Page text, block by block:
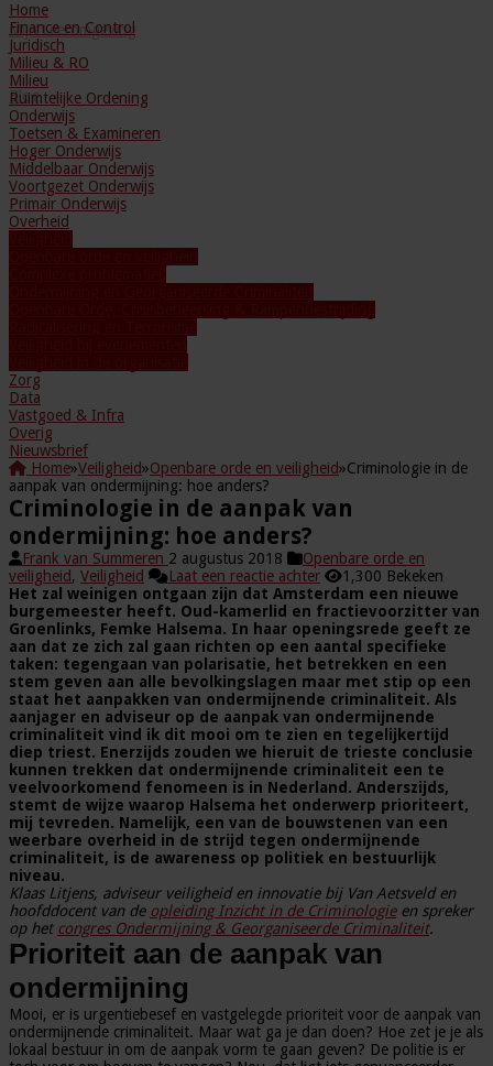
Mijn Leeromgeving
Blog
Home
Finance en Control
Juridisch
Milieu & RO
Milieu
Ruimtelijke Ordening
Onderwijs
Toetsen & Examineren
Hoger Onderwijs
Middelbaar Onderwijs
Voortgezet Onderwijs
Primair Onderwijs
Overheid
Zorg
Data
Vastgoed & Infra
Overig
Nieuwsbrief
Home»Veiligheid»Openbare orde en veiligheid»Criminologie in de
aanpak van ondermijning: hoe anders?
Criminologie in de aanpak van
ondermijning: hoe anders?
Frank van Summeren 2 augustus 2018
Openbare orde en
veiligheid, Veiligheid Laat een reactie achter
1,300 Bekeken
Het zal weinigen ontgaan zijn dat Amsterdam een nieuwe
burgemeester heeft. Oud-kamerlid en fractievoorzitter van
Groenlinks, Femke Halsema. In haar openingsrede geeft ze
aan dat ze zich zal gaan richten op een aantal specifieke
taken: tegengaan van polarisatie, het betrekken en een
stem geven aan alle bevolkingslagen maar met stip op een
staat het aanpakken van ondermijnende criminaliteit. Als
aanjager en adviseur op de aanpak van ondermijnende
criminaliteit vind ik dit mooi om te zien en tegelijkertijd
diep triest. Enerzijds zouden we hieruit de trieste conclusie
kunnen trekken dat ondermijnende criminaliteit een te
veelvoorkomend fenomeen is in Nederland. Anderszijds,
stemt de wijze waarop Halsema het onderwerp prioriteert,
mij tevreden. Namelijk, een van de bouwstenen van een
weerbare overheid in de strijd tegen ondermijnende
criminaliteit, is de awareness op politiek en bestuurlijk
niveau.
Klaas Litjens, adviseur veiligheid en innovatie bij Van Aetsveld en
hoofddocent van de opleiding Inzicht in de Criminologieen spreker
op het congres Ondermijning & Georganiseerde Criminaliteit.
Prioriteit aan de aanpak van
ondermijning
Mooi, er is urgentiebesef en vastgelegde prioriteit voor de aanpak van
ondermijnende criminaliteit. Maar wat ga je dan doen? Hoe zet je je als
lokaal bestuur in om de aanpak vorm te gaan geven? De politie is er